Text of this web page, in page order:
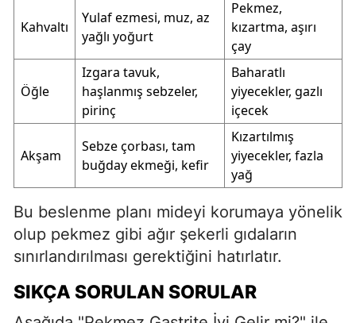
Kahvaltı
Yulaf ezmesi, muz, az
yağlı yoğurt
Pekmez,
kızartma, aşırı
çay
Öğle
Izgara tavuk,
haşlanmış sebzeler,
pirinç
Baharatlı
yiyecekler, gazlı
içecek
Akşam
Sebze çorbası, tam
buğday ekmeği, kefir
Kızartılmış
yiyecekler, fazla
yağ
Bu beslenme planı mideyi korumaya yönelik
olup pekmez gibi ağır şekerli gıdaların
sınırlandırılması gerektiğini hatırlatır.
SIKÇA SORULAN SORULAR